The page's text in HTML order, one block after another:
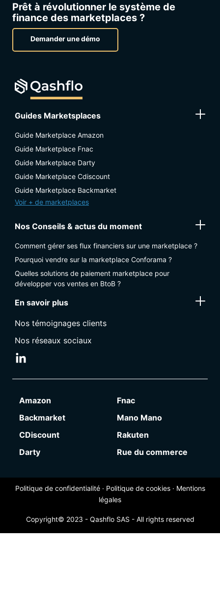
Prêt à révolutionner le système de
finance des marketplaces ?
Demander une démo
Guides Marketsplaces
Guide Marketplace Amazon
Guide Marketplace Fnac
Guide Marketplace Darty
Guide Marketplace Cdiscount
Guide Marketplace Backmarket
Voir + de marketplaces
Nos Conseils & actus du moment
Comment gérer ses flux financiers sur une marketplace ?
Pourquoi vendre sur la marketplace Conforama ?
Quelles solutions de paiement marketplace pour
développer vos ventes en BtoB ?
En savoir plus
Nos témoignages clients
Nos réseaux sociaux
Amazon
Fnac
Backmarket
Mano Mano
CDiscount
Rakuten
Darty
Rue du commerce
Politique de confidentialité· Politique de cookies· Mentions
légales
Copyright© 2023 - Qashflo SAS - All rights reserved